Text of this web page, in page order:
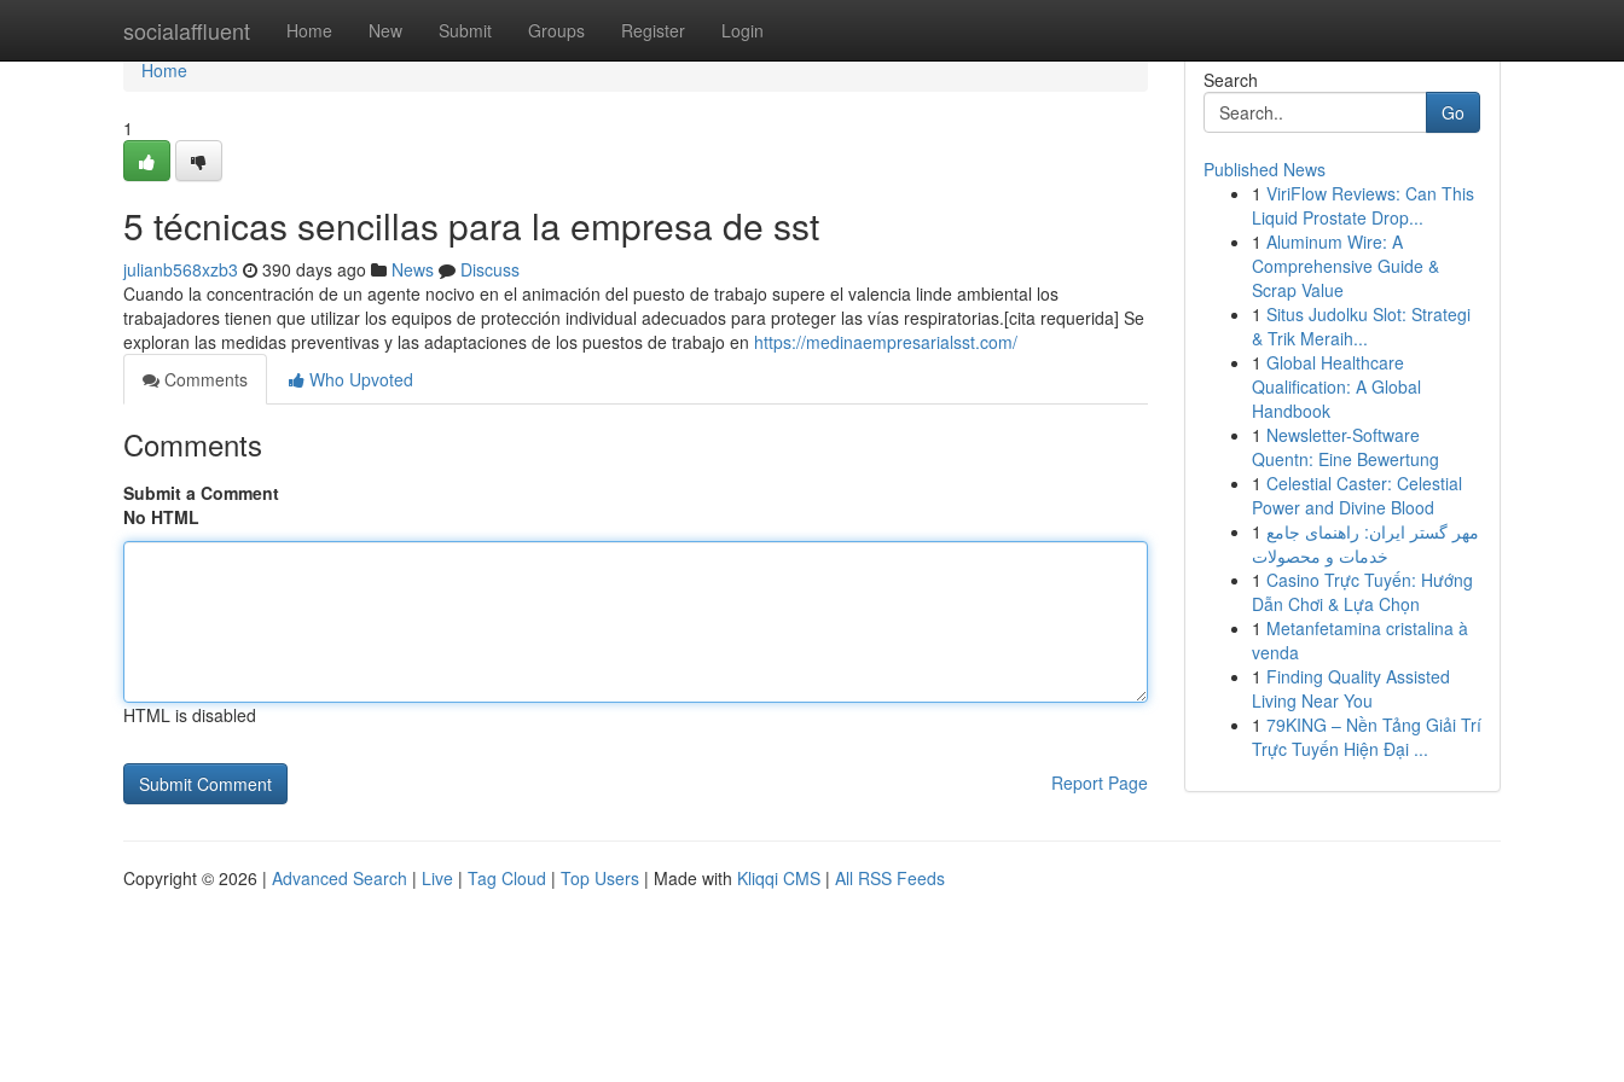
socialaffluent Home New Submit Groups Register Login
Home
Home
1
5 técnicas sencillas para la empresa de sst
julianb568xzb3 390 days ago News
Discuss
Cuando la concentración de un agente nocivo en el animación del puesto de trabajo supere el valencia linde ambiental los
trabajadores tienen que utilizar los equipos de protección individual adecuados para proteger las vías respiratorias.[cita requerida] Se
exploran las medidas preventivas y las adaptaciones de los puestos de trabajo en https://medinaempresarialsst.com/
Comments
Who Upvoted
Comments
Submit a Comment
No HTML
HTML is disabled
Report Page
Search
Go
Published News
1 ViriFlow Reviews: Can This
Liquid Prostate Drop...
1 Aluminum Wire: A
Comprehensive Guide &
Scrap Value
1 Situs Judolku Slot: Strategi
& Trik Meraih...
1 Global Healthcare
Qualification: A Global
Handbook
1 Newsletter-Software
Quentn: Eine Bewertung
1 Celestial Caster: Celestial
Power and Divine Blood
1 مهر گستر ایران: راهنمای جامع
خدمات و محصولات
1 Casino Trực Tuyến: Hướng
Dẫn Chơi & Lựa Chọn
1 Metanfetamina cristalina à
venda
1 Finding Quality Assisted
Living Near You
1 79KING – Nền Tảng Giải Trí
Trực Tuyến Hiện Đại ...
Copyright © 2026 | Advanced Search | Live | Tag Cloud | Top Users | Made with Kliqqi CMS | All RSS Feeds